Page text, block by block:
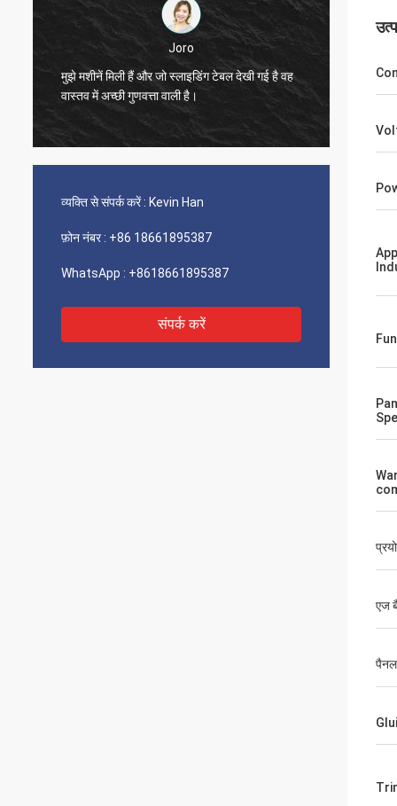
देखी गई है वह
Joro
मुझे मशीनें मिली हैं और जो स्लाइडिंग टेबल देखी गई है वह
वास्तव में अच्छी गुणवत्ता वाली है।
व्यक्ति से संपर्क करें : Kevin Han
फ़ोन नंबर : +86 18661895387
WhatsApp : +8618661895387
संपर्क करें
एज
पैनल